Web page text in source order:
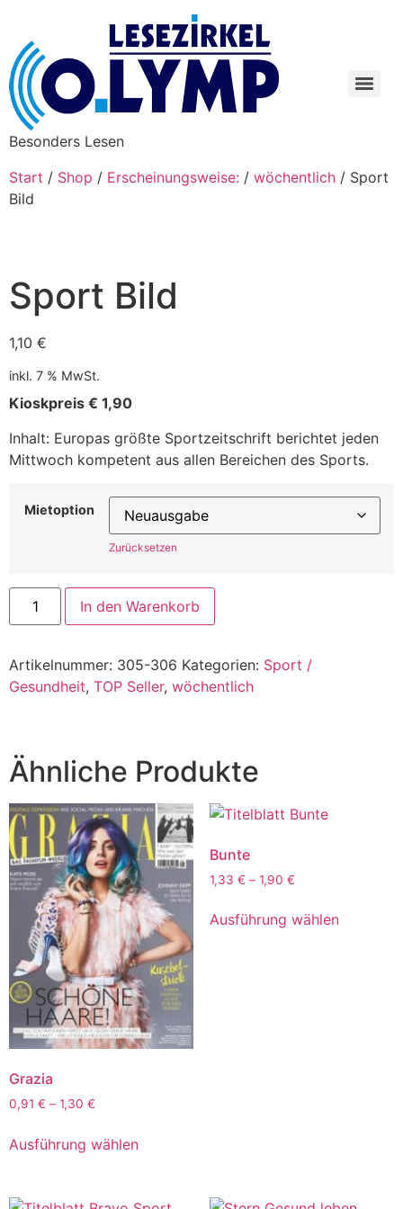
Besonders Lesen
Start / Shop / Erscheinungsweise: / wöchentlich / Sport
Bild
Sport Bild
1,10 €
inkl. 7 % MwSt.
Kioskpreis € 1,90
Inhalt: Europas größte Sportzeitschrift berichtet jeden
Mittwoch kompetent aus allen Bereichen des Sports.
Mietoption
Zurücksetzen
In den Warenkorb
Artikelnummer: 305-306 Kategorien: Sport /
Gesundheit, TOP Seller, wöchentlich
Ähnliche Produkte
Grazia
0,91 € – 1,30 €
Ausführung wählen
Bunte
1,33 € – 1,90 €
Ausführung wählen